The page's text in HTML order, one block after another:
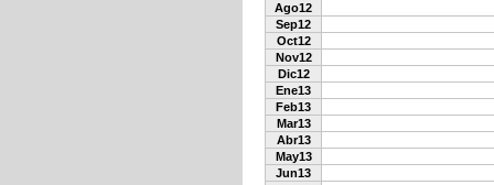
Ago12
Sep12
Oct12
Nov12
Dic12
Ene13
Feb13
Mar13
Abr13
May13
Jun13